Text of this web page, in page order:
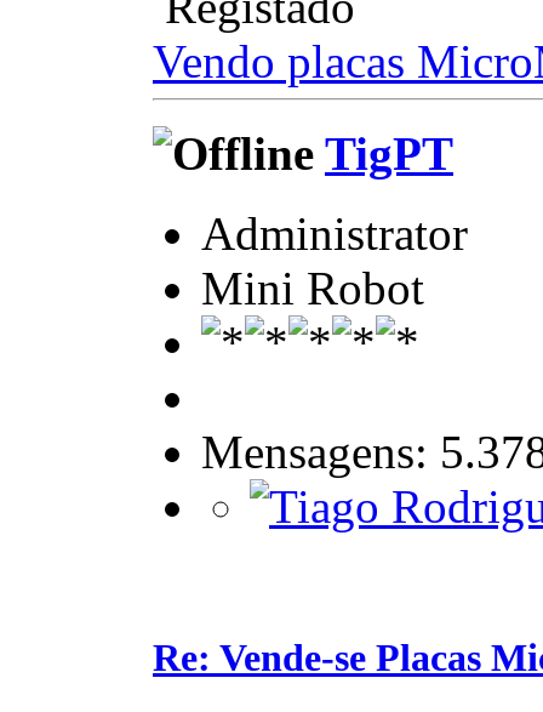
Vendo placas
TigPT
Administrator
Mini Robot
Mensagens:
Re: Vende-se Placas